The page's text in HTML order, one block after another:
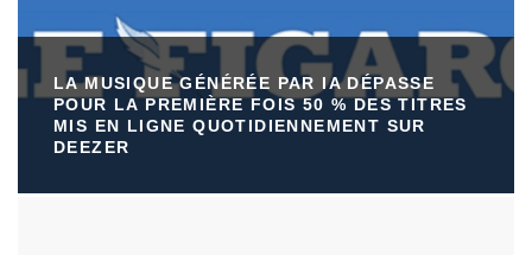
LA MUSIQUE GÉNÉRÉE PAR IA DÉPASSE
POUR LA PREMIÈRE FOIS 50 % DES TITRES
MIS EN LIGNE QUOTIDIENNEMENT SUR
DEEZER